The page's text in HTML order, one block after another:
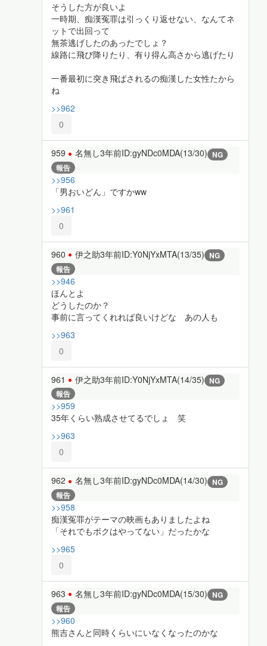
そうした方が良いよ
一時期、痴漢冤罪は引っくり返せない、なんてネ
ットで出回って
無茶逃げしたのあったでしょ？
線路に飛び降りたり、有り得ん高さから逃げたり
一番最初に突き飛ばされるの痴漢した女性たから
ね
>>962
0
959 名無し3年前ID:gyNDc0MDA(13/30) NG
報告
>>956
「男おいどん」ですかww
>>961
0
960 伊之助3年前ID:Y0NjYxMTA(13/35) NG
報告
>>946
ほんとよ
どうしたのか？
事前に言ってくれれば良いけどな あの人も
>>963
0
961 伊之助3年前ID:Y0NjYxMTA(14/35) NG
報告
>>959
35年くらい熟成させてるでしょ 笑
>>963
0
962 名無し3年前ID:gyNDc0MDA(14/30) NG
報告
>>958
痴漢冤罪がテーマの映画もありましたよね
「それでもボクはやってない」だったかな
>>965
0
963 名無し3年前ID:gyNDc0MDA(15/30) NG
報告
>>960
熊吉さんと同時くらいにいなくなったのかな